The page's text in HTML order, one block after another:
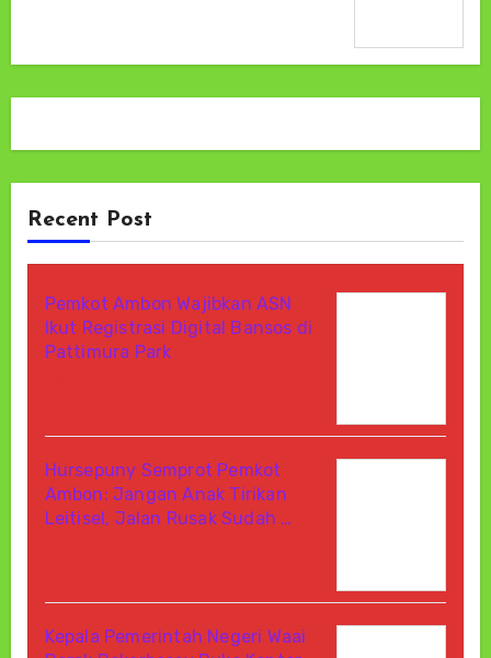
Recent Post
Pemkot Ambon Wajibkan ASN
Ikut Registrasi Digital Bansos di
Pattimura Park
Hursepuny Semprot Pemkot
Ambon: Jangan Anak Tirikan
Leitisel, Jalan Rusak Sudah …
Kepala Pemerintah Negeri Waai